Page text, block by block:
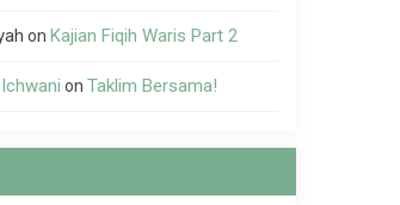
on Kajian Fiqih Waris Part 2
on Taklim Bersama!